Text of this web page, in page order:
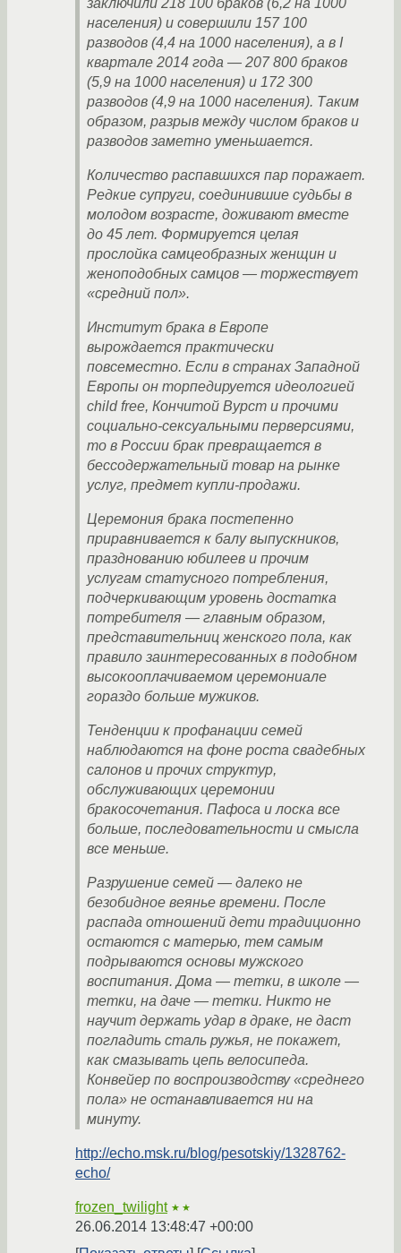
заключили 218 100 браков (6,2 на 1000
населения) и совершили 157 100
разводов (4,4 на 1000 населения), а в I
квартале 2014 года — 207 800 браков
(5,9 на 1000 населения) и 172 300
разводов (4,9 на 1000 населения). Таким
образом, разрыв между числом браков и
разводов заметно уменьшается.
Количество распавшихся пар поражает.
Редкие супруги, соединившие судьбы в
молодом возрасте, доживают вместе
до 45 лет. Формируется целая
прослойка самцеобразных женщин и
женоподобных самцов — торжествует
«средний пол».
Институт брака в Европе
вырождается практически
повсеместно. Если в странах Западной
Европы он торпедируется идеологией
child free, Кончитой Вурст и прочими
социально-сексуальными перверсиями,
то в России брак превращается в
бессодержательный товар на рынке
услуг, предмет купли-продажи.
Церемония брака постепенно
приравнивается к балу выпускников,
празднованию юбилеев и прочим
услугам статусного потребления,
подчеркивающим уровень достатка
потребителя — главным образом,
представительниц женского пола, как
правило заинтересованных в подобном
высокооплачиваемом церемониале
гораздо больше мужиков.
Тенденции к профанации семей
наблюдаются на фоне роста свадебных
салонов и прочих структур,
обслуживающих церемонии
бракосочетания. Пафоса и лоска все
больше, последовательности и смысла
все меньше.
Разрушение семей — далеко не
безобидное веянье времени. После
распада отношений дети традиционно
остаются с матерью, тем самым
подрываются основы мужского
воспитания. Дома — тетки, в школе —
тетки, на даче — тетки. Никто не
научит держать удар в драке, не даст
погладить сталь ружья, не покажет,
как смазывать цепь велосипеда.
Конвейер по воспроизводству «среднего
пола» не останавливается ни на
минуту.
http://echo.msk.ru/blog/pesotskiy/1328762-
echo/
frozen_twilight ★★
26.06.2014 13:48:47 +00:00